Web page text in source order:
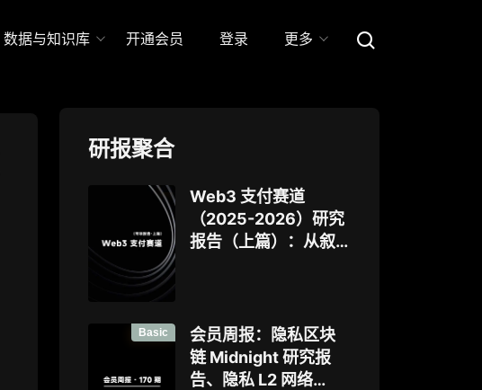
数据与知识库 开通会员 登录 更多
研报聚合
Web3 支付赛道
（2025-2026）研究
报告（上篇）：从叙
如何重塑下一代支付
体系？全景式拆解行
业背景、协议标准、
Basic
会员周报：隐私区块
链 Midnight 研究报
告、隐私 L2 网络